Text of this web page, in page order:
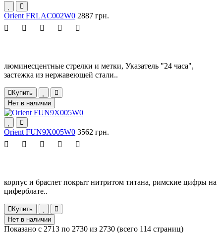
Orient FRLAC002W0 2887 грн.
люминесцентные стрелки и метки, Указатель "24 часа",
застежка из нержавеющей стали..
Купить
Нет в наличии
Orient FUN9X005W0 3562 грн.
корпус и браслет покрыт нитритом титана, римские цифры на
циферблате..
Купить
Нет в наличии
Показано с 2713 по 2730 из 2730 (всего 114 страниц)